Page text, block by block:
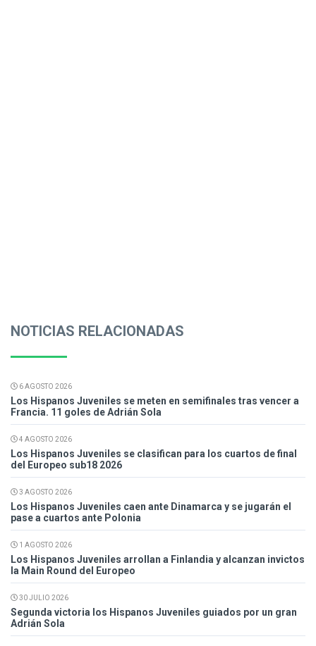
NOTICIAS RELACIONADAS
6 AGOSTO 2026
Los Hispanos Juveniles se meten en semifinales tras vencer a
Francia. 11 goles de Adrián Sola
4 AGOSTO 2026
Los Hispanos Juveniles se clasifican para los cuartos de final
del Europeo sub18 2026
3 AGOSTO 2026
Los Hispanos Juveniles caen ante Dinamarca y se jugarán el
pase a cuartos ante Polonia
1 AGOSTO 2026
Los Hispanos Juveniles arrollan a Finlandia y alcanzan invictos
la Main Round del Europeo
30 JULIO 2026
Segunda victoria los Hispanos Juveniles guiados por un gran
Adrián Sola